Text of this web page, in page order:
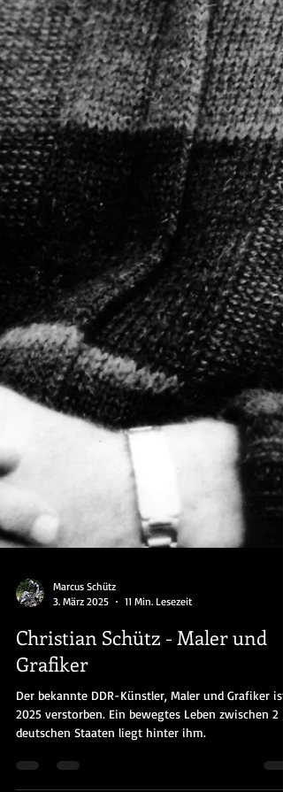
Marcus Schütz
3. März 2025
Christian Schütz - Maler und
Grafiker
Der bekannte DDR-Künstler, Maler und Grafiker ist